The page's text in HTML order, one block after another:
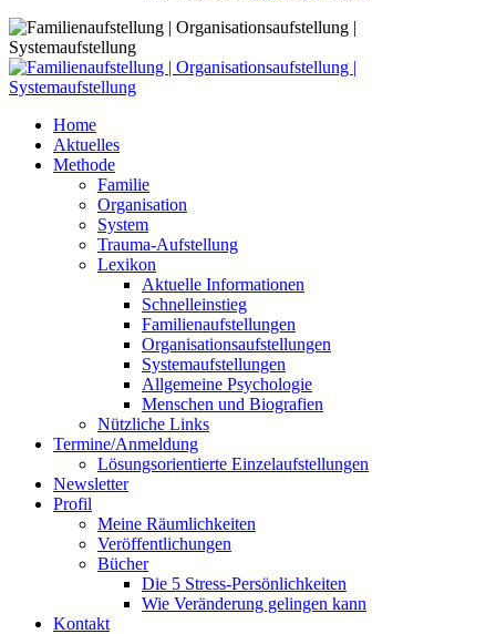
Home
Aktuelles
Methode
Familie
Organisation
System
Trauma-Aufstellung
Lexikon
Aktuelle Informationen
Schnelleinstieg
Familienaufstellungen
Organisationsaufstellungen
Systemaufstellungen
Allgemeine Psychologie
Menschen und Biografien
Nützliche Links
Termine/Anmeldung
Lösungsorientierte Einzelaufstellungen
Newsletter
Profil
Meine Räumlichkeiten
Veröffentlichungen
Bücher
Die 5 Stress-Persönlichkeiten
Wie Veränderung gelingen kann
Kontakt